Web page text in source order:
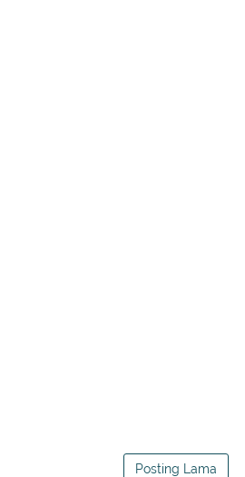
Posting Lama